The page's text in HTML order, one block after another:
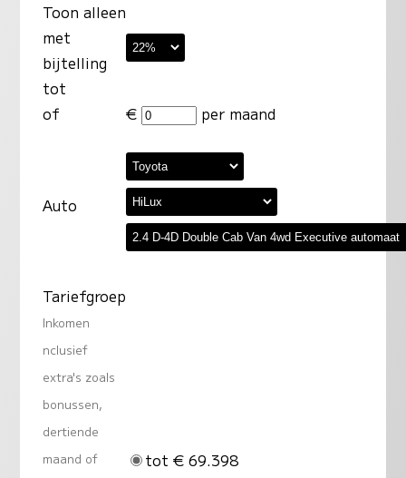
Toon alleen
met
bijtelling
tot
of
€ per maand
Auto
Tariefgroep
Inkomen
nclusief
extra's zoals
bonussen,
dertiende
maand of
tot € 69.398